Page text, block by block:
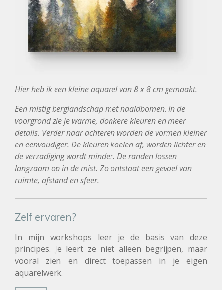
Hier heb ik een kleine aquarel van 8 x 8 cm gemaakt.
Een mistig berglandschap met naaldbomen. In de
voorgrond zie je warme, donkere kleuren en meer
details. Verder naar achteren worden de vormen kleiner
en eenvoudiger. De kleuren koelen af, worden lichter en
de verzadiging wordt minder. De randen lossen
langzaam op in de mist. Zo ontstaat een gevoel van
ruimte, afstand en sfeer.
Zelf ervaren?
In mijn workshops leer je de basis van deze
principes. Je leert ze niet alleen begrijpen, maar
vooral zien en direct toepassen in je eigen
aquarelwerk.